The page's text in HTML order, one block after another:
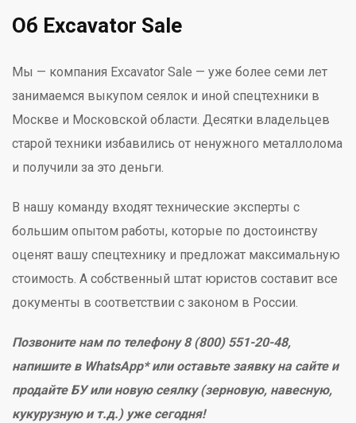
Об Excavator Sale
Мы — компания Excavator Sale — уже более семи лет
занимаемся выкупом сеялок и иной спецтехники в
Москве и Московской области. Десятки владельцев
старой техники избавились от ненужного металлолома
и получили за это деньги.
В нашу команду входят технические эксперты с
большим опытом работы, которые по достоинству
оценят вашу спецтехнику и предложат максимальную
стоимость. А собственный штат юристов составит все
документы в соответствии с законом в России.
Позвоните нам по телефону 8 (800) 551-20-48,
напишите в WhatsApp* или оставьте заявку на сайте и
продайте БУ или новую сеялку (зерновую, навесную,
кукурузную и т.д.) уже сегодня!